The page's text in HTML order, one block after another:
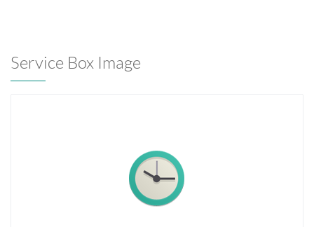
Service Box Image
Temporibus autem quibusdam et aut officiis debitis aut
rerum necessitatibus saepe eveniet ut et voluptates
repudiandae sint et molestiae.